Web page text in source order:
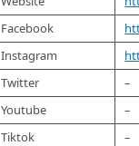
Facebook
Instagram
Twitter
–
Youtube
–
Tiktok
–